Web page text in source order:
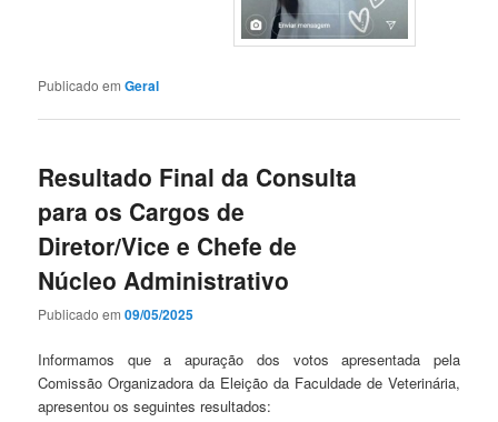
Publicado em Geral
Resultado Final da Consulta
para os Cargos de
Diretor/Vice e Chefe de
Núcleo Administrativo
Publicado em09/05/2025
Informamos que a apuração dos votos apresentada pela
Comissão Organizadora da Eleição da Faculdade de Veterinária,
apresentou os seguintes resultados: